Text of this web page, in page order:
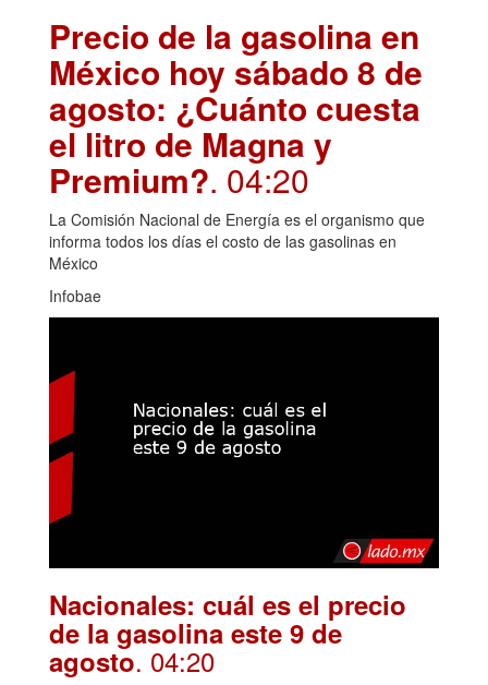
Precio de la gasolina en
México hoy sábado 8 de
agosto: ¿Cuánto cuesta
el litro de Magna y
Premium?. 04:20
La Comisión Nacional de Energía es el organismo que
informa todos los días el costo de las gasolinas en
México
Infobae
Nacionales: cuál es el precio
de la gasolina este 9 de
agosto. 04:20